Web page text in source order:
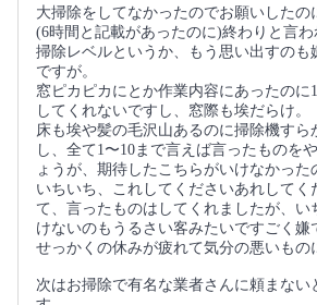
大掃除をしてなかったのでお願いしたの
(6時間と記載があったのに)終わりと言
掃除レベルというか、もう思い出すのも
ですが。
窓ピカピカにとか作業内容にあったのに
してくれないですし、窓際も埃だらけ。
床も埃や髪の毛沢山あるのに掃除機すら
し、全て1〜10まで言えば言ったものを
ょうが、期待したこちらがいけなかった
いちいち、これしてくださいあれしてく
て、言ったものはしてくれましたが、い
けないのもうるさい客みたいですごく嫌
せっかくの休みが疲れて気分の悪いもの
次はお掃除で有名な業者さんに頼まない